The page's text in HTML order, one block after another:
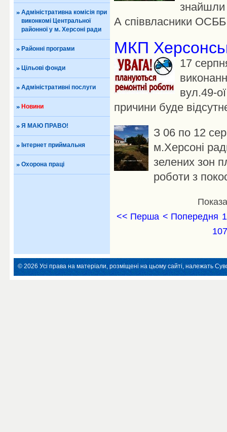
Адміністративна комісія при
виконкомі Центральної
районної у м. Херсоні ради
Районні програми
Цільові фонди
Адміністративні послуги
Новини
Я МАЮ ПРАВО!
Інтернет приймальня
Охорона праці
знайшли
А співвласники
МКП
17
вул.49-
причини буде
З 06 по 12
м.Херсоні
зелених зон
роботи з
<< Перша < Попередня
© 2026 Усі права на матеріали, розміщені на цьому сайті, належать